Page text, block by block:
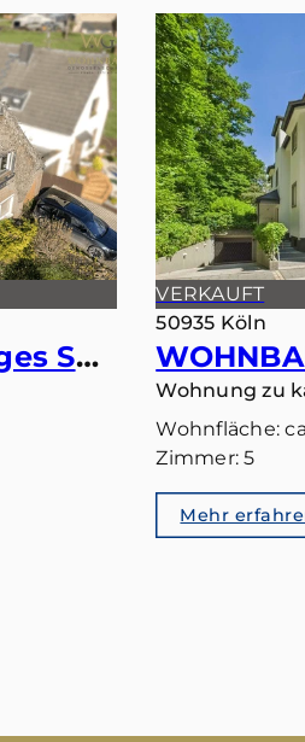
WOHNBAU: Vielseitiges Smart-Home: Ideal als Einfamilienhaus oder Zweiparteienhaus
VERKAUFT
50935 Köln
Wohnung zu
Wohnfläche:
Zimmer: 5
Mehr